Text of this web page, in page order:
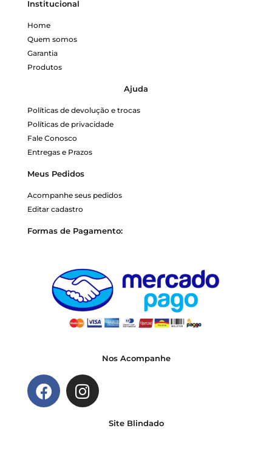
Institucional
Home
Quem somos
Garantia
Produtos
Ajuda
Políticas de devolução e trocas
Políticas de privacidade
Fale Conosco
Entregas e Prazos
Meus Pedidos
Acompanhe seus pedidos
Editar cadastro
Formas de Pagamento:
Nos Acompanhe
Site Blindado